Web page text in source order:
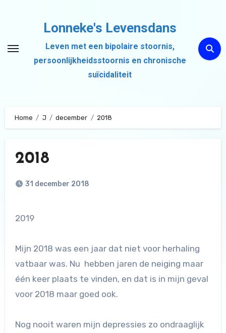
inhoud
Lonneke's Levensdans
Leven met een bipolaire stoornis,
persoonlijkheidsstoornis en chronische
suïcidaliteit
Home J december 2018
2018
31 december 2018
2019
Mijn 2018 was een jaar dat niet voor herhaling
vatbaar was. Nu hebben jaren de neiging maar
één keer plaats te vinden, en dat is in mijn geval
voor 2018 maar goed ook.
Nog nooit waren mijn depressies zo ondraaglijk